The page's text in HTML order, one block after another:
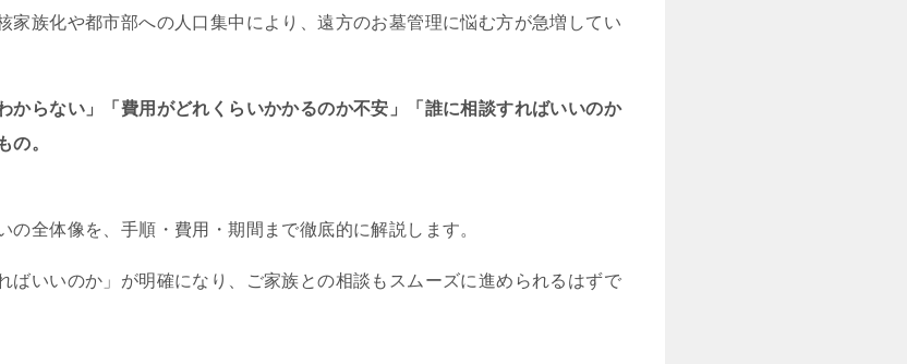
家族化や都市部への人口集中により、遠方のお墓管理に悩む方が急増してい
からない」「費用がどれくらいかかるのか不安」「誰に相談すればいいのか
の。
の全体像を、手順・費用・期間まで徹底的に解説します。
ばいいのか」が明確になり、ご家族との相談もスムーズに進められるはずで